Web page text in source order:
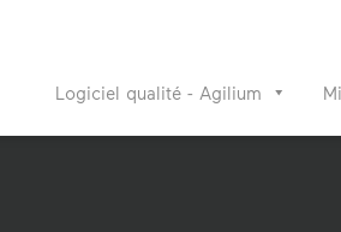
Logiciel qualité - Agilium